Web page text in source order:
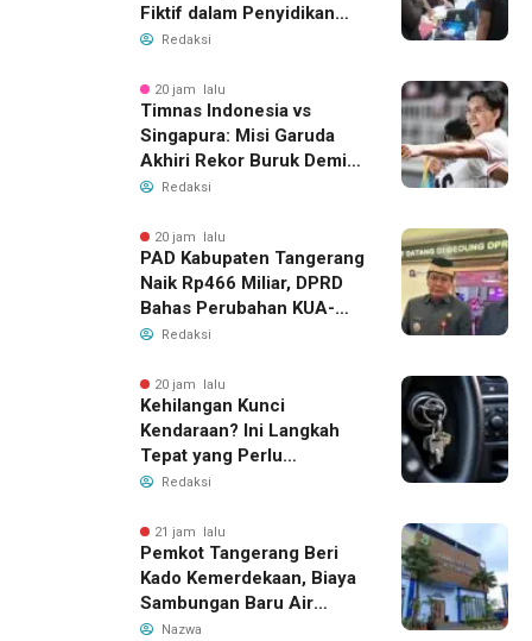
Fiktif dalam Penyidikan
Dana BOP PKBM
Redaksi
20 jam lalu
Timnas Indonesia vs
Singapura: Misi Garuda
Akhiri Rekor Buruk Demi
Tiket Semifinal Piala AFF
Redaksi
20 jam lalu
PAD Kabupaten Tangerang
Naik Rp466 Miliar, DPRD
Bahas Perubahan KUA-
PPAS 2026
Redaksi
20 jam lalu
Kehilangan Kunci
Kendaraan? Ini Langkah
Tepat yang Perlu
Dilakukan
Redaksi
21 jam lalu
Pemkot Tangerang Beri
Kado Kemerdekaan, Biaya
Sambungan Baru Air
Bersih Dipangkas Jadi
Nazwa